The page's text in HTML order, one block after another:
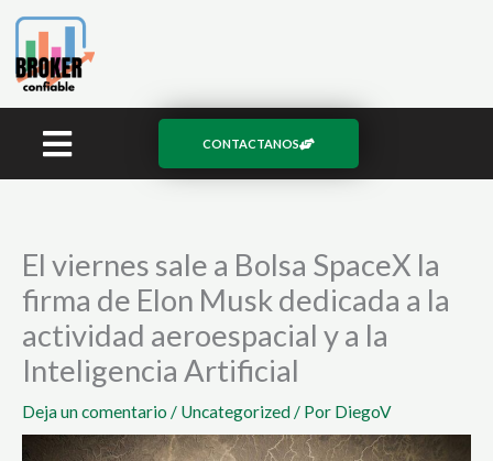
contenido
CONTACTANOS
El viernes sale a Bolsa SpaceX la
firma de Elon Musk dedicada a la
actividad aeroespacial y a la
Inteligencia Artificial
Deja un comentario / Uncategorized/ Por DiegoV